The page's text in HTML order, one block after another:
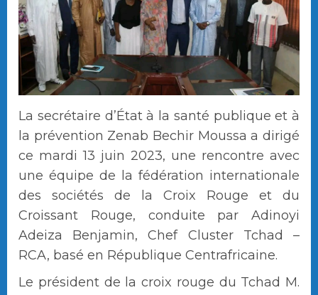
La secrétaire d’État à la santé publique et à
la prévention Zenab Bechir Moussa a dirigé
ce mardi 13 juin 2023, une rencontre avec
une équipe de la fédération internationale
des sociétés de la Croix Rouge et du
Croissant Rouge, conduite par Adinoyi
Adeiza Benjamin, Chef Cluster Tchad –
RCA, basé en République Centrafricaine.
Le président de la croix rouge du Tchad M.